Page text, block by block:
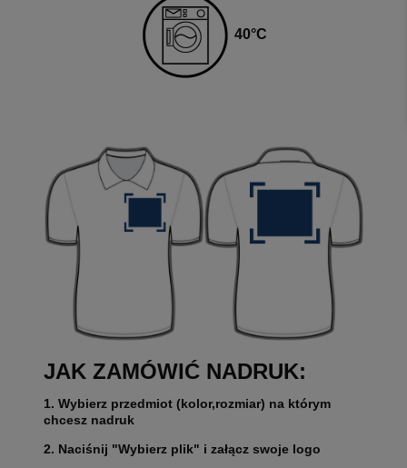
40°C
JAK ZAMÓWIĆ NADRUK:
1. Wybierz przedmiot (kolor,rozmiar) na którym
chcesz nadruk
2. Naciśnij "Wybierz plik" i załącz swoje logo